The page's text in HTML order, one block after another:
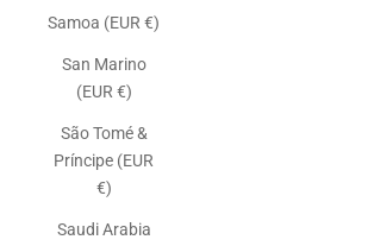
Samoa (EUR €)
San Marino
(EUR €)
São Tomé &
Príncipe (EUR
€)
Saudi Arabia